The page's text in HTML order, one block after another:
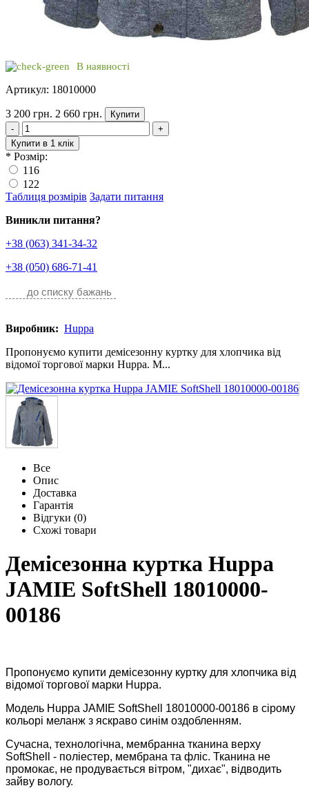
В наявності
Артикул: 18010000
3 200 грн. 2 660 грн.
Купити
-
+
Купити в 1 клік
* Розмір:
116
122
Таблиця розмірів Задати питання
Виникли питання?
+38 (063) 341-34-32
+38 (050) 686-71-41
до списку бажань
Виробник: Huppa
Пропонуємо купити демісезонну куртку для хлопчика від
відомої торгової марки Huppa. М...
Все
Опис
Доставка
Гарантія
Відгуки (0)
Схожі товари
Демісезонна куртка Huppa
JAMIE SoftShell 18010000-
00186
Пропонуємо купити демісезонну куртку для хлопчика від
відомої торгової марки Huppa.
Модель Huppa JAMIE SoftShell 18010000-00186 в сірому
кольорі меланж з яскраво синім оздобленням.
Сучасна, технологічна, мембранна тканина верху
SoftShell - поліестер, мембрана та фліс. Тканина не
промокає, не продувається вітром, "дихає", відводить
зайву вологу.